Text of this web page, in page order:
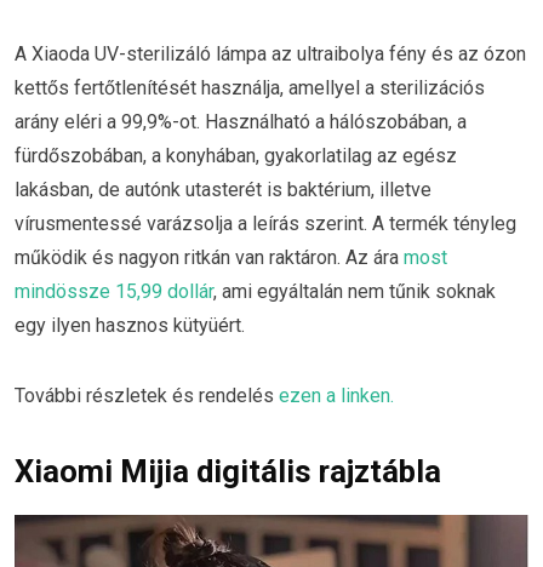
A Xiaoda UV-sterilizáló lámpa az ultraibolya fény és az ózon
kettős fertőtlenítését használja, amellyel a sterilizációs
arány eléri a 99,9%-ot. Használható a hálószobában, a
fürdőszobában, a konyhában, gyakorlatilag az egész
lakásban, de autónk utasterét is baktérium, illetve
vírusmentessé varázsolja a leírás szerint. A termék tényleg
működik és nagyon ritkán van raktáron. Az ára most
mindössze 15,99 dollár, ami egyáltalán nem tűnik soknak
egy ilyen hasznos kütyüért.
További részletek és rendelés ezen a linken.
Xiaomi Mijia digitális rajztábla